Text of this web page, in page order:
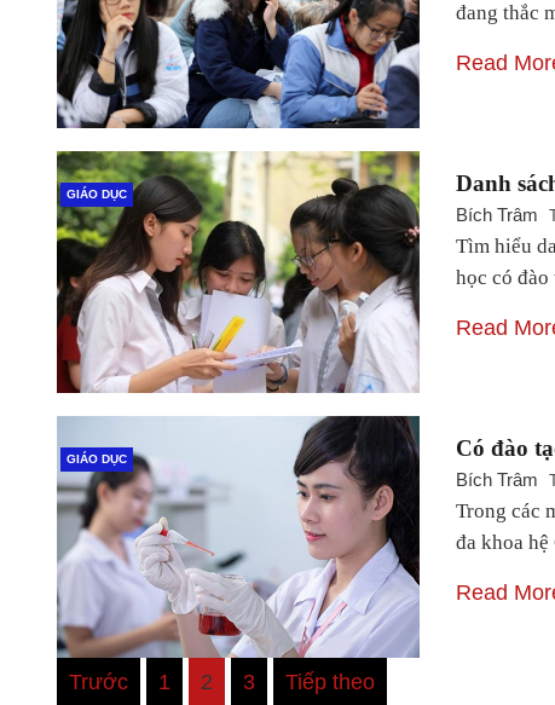
đang thắc
Read
GIÁO DỤC Danh
Bích Trâm
Tìm hiểu
học có
Read
GIÁO DỤC Có đào
Bích Trâm
Trong các
đa khoa
Read
Điều
Trước 1 2 3 Tiếp theo